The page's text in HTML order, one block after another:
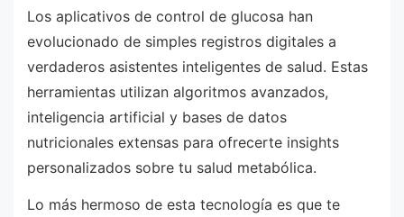
Los aplicativos de control de glucosa han
evolucionado de simples registros digitales a
verdaderos asistentes inteligentes de salud. Estas
herramientas utilizan algoritmos avanzados,
inteligencia artificial y bases de datos
nutricionales extensas para ofrecerte insights
personalizados sobre tu salud metabólica.
Lo más hermoso de esta tecnología es que te